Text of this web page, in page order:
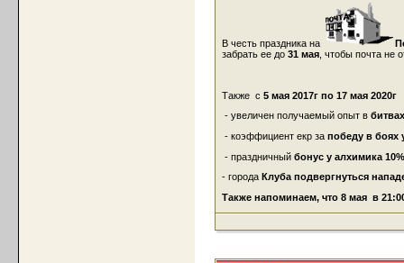
В честь праздника на
забрать ее до 31 мая , чтобы почта не
Также с 5 мая 2017г по 17 мая 2020г
- увеличен получаемый опыт в
- коэффициент екр за победу в боях
- праздничный бонус у алхимика 10%
- города Клуба подвергнуться
Также напоминаем, что 8 мая в